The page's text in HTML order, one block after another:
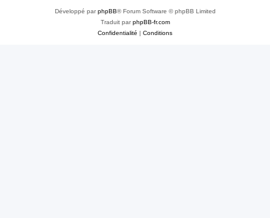
Développé parphpBB® Forum Software © phpBB Limited
Traduit parphpBB-fr.com
Confidentialité | Conditions